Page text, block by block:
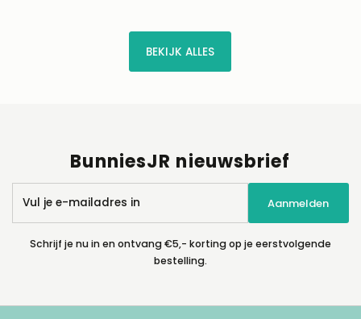
BEKIJK ALLES
BunniesJR nieuwsbrief
e-
mailadres
Aanmelden
Schrijf je nu in en ontvang €5,- korting op je eerstvolgende
bestelling.